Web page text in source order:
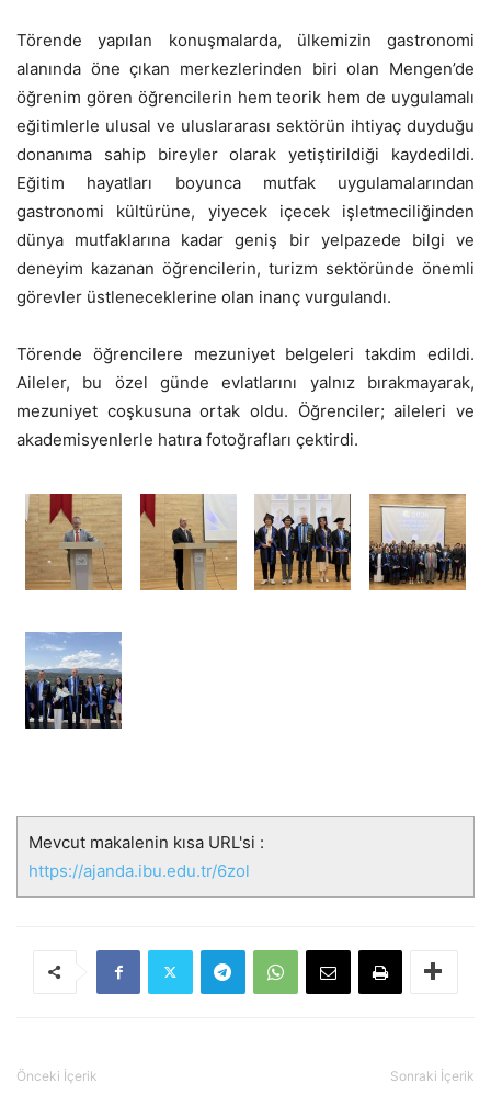
Törende yapılan konuşmalarda, ülkemizin gastronomi
alanında öne çıkan merkezlerinden biri olan Mengen’de
öğrenim gören öğrencilerin hem teorik hem de uygulamalı
eğitimlerle ulusal ve uluslararası sektörün ihtiyaç duyduğu
donanıma sahip bireyler olarak yetiştirildiği kaydedildi.
Eğitim hayatları boyunca mutfak uygulamalarından
gastronomi kültürüne, yiyecek içecek işletmeciliğinden
dünya mutfaklarına kadar geniş bir yelpazede bilgi ve
deneyim kazanan öğrencilerin, turizm sektöründe önemli
görevler üstleneceklerine olan inanç vurgulandı.
Törende öğrencilere mezuniyet belgeleri takdim edildi.
Aileler, bu özel günde evlatlarını yalnız bırakmayarak,
mezuniyet coşkusuna ortak oldu. Öğrenciler; aileleri ve
akademisyenlerle hatıra fotoğrafları çektirdi.
Mevcut makalenin kısa URL'si :
https://ajanda.ibu.edu.tr/6zol
Önceki İçerik Sonraki İçerik